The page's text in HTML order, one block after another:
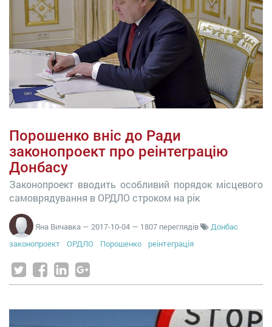
Порошенко вніс до Ради
законопроект про реінтеграцію
Донбасу
Законопроект вводить особливий порядок місцевого
самоврядування в ОРДЛО строком на рік
Яна Вичавка — 2017-10-04 — 1807 переглядів
Донбас
законопроект
ОРДЛО Порошенко реінтеграція